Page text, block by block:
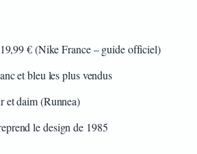
€ (Nike France – guide officiel)
et bleu les plus vendus
et daim (Runnea)
le design de 1985